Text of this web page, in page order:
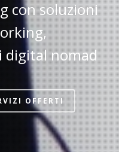
con soluzioni
digital nomad
OFFERTI